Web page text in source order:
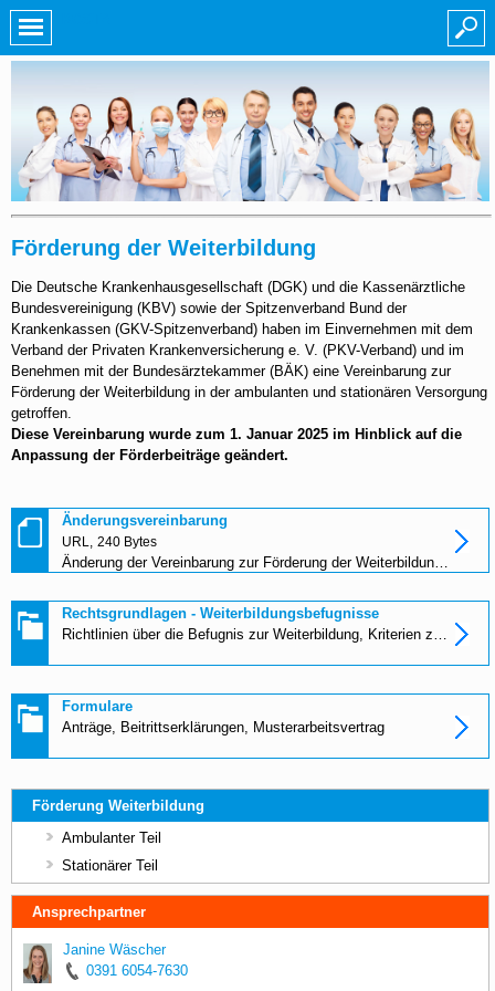
Förderung der Weiterbildung
Die Deutsche Krankenhausgesellschaft (DGK) und die Kassenärztliche
Bundesvereinigung (KBV) sowie der Spitzenverband Bund der
Krankenkassen (GKV-Spitzenverband) haben im Einvernehmen mit dem
Verband der Privaten Krankenversicherung e. V. (PKV-Verband) und im
Benehmen mit der Bundesärztekammer (BÄK) eine Vereinbarung zur
Förderung der Weiterbildung in der ambulanten und stationären Versorgung
getroffen.
Diese Vereinbarung wurde zum 1. Januar 2025 im Hinblick auf die
Anpassung der Förderbeiträge geändert.
Änderungsvereinbarung
URL, 240 Bytes
Rechtsgrundlagen - Weiterbildungsbefugnisse
Formulare
Anträge, Beitrittserklärungen, Musterarbeitsvertrag
Förderung Weiterbildung
Ambulanter Teil
Stationärer Teil
Ansprechpartner
Janine Wäscher
0391 6054-7630